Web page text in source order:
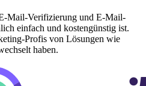
Mail-Verifizierung und E-Mail-
einfach und kostengünstig ist.
Profis von Lösungen wie
haben.